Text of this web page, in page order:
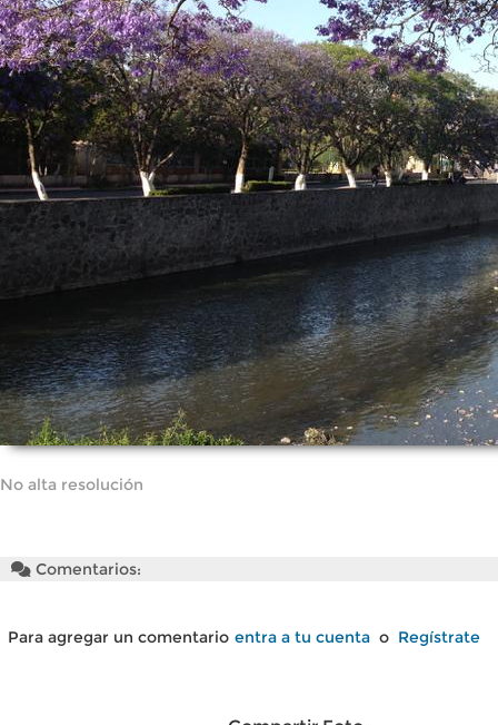
No alta resolución
Comentarios:
Para agregar un comentario entra a tu cuenta o Regístrate